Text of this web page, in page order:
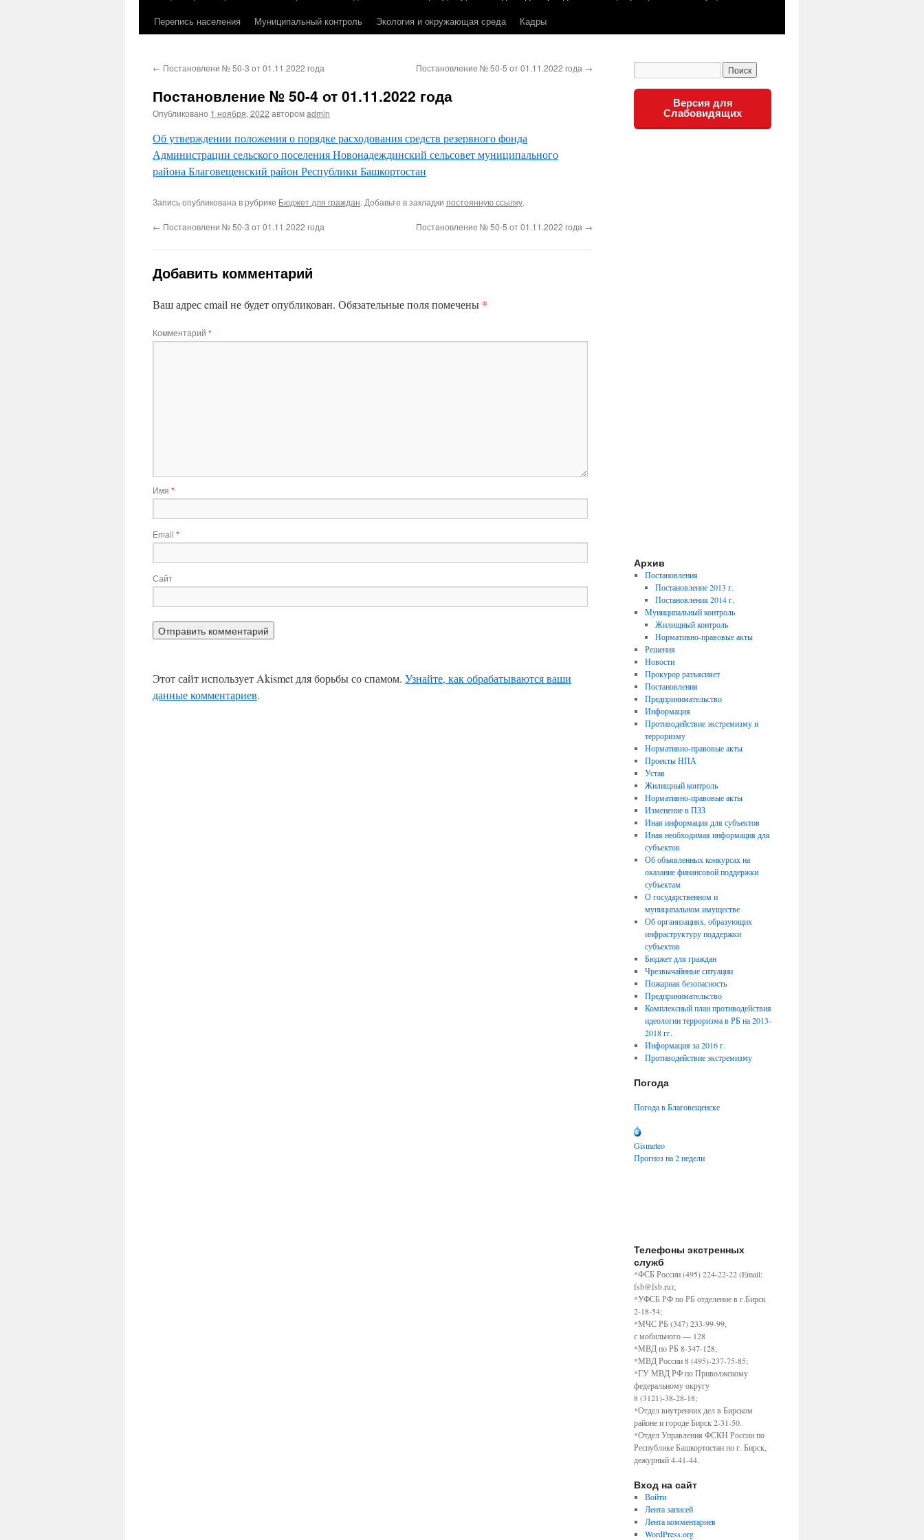
Перепись населения
Муниципальный контроль Экология и окружающая среда Кадры
← Постановлени № 50-3 от 01.11.2022 года Постановление № 50-5 от 01.11.2022 года →
Постановление № 50-4 от 01.11.2022 года
Опубликовано 1 ноября, 2022 авторомadmin
Об утверждении положения о порядке расходования средств резервного фонда
Администрации сельского поселения Новонадеждинский сельсовет муниципального
района Благовещенский район Республики Башкортостан
Запись опубликована в рубрике Бюджет для граждан. Добавьте в закладки постоянную ссылку.
← Постановлени № 50-3 от 01.11.2022 года Постановление № 50-5 от 01.11.2022 года →
Добавить комментарий
Ваш адрес email не будет опубликован. Обязательные поля помечены *
Комментарий *
Имя *
Email *
Сайт
Этот сайт использует Akismet для борьбы со спамом. Узнайте, как обрабатываются ваши
данные комментариев.
Версия для
Слабовидящих
Архив
Постановления
Постановление 2013 г.
Постановления 2014 г.
Муниципальный контроль
Жилищный контроль
Нормативно-правовые акты
Решения
Новости
Прокурор разъясняет
Постановления
Предпринимательство
Информация
Противодействие экстремизму и
терроризму
Нормативно-правовые акты
Проекты НПА
Устав
Жилищный контроль
Нормативно-правовые акты
Изменение в ПЗЗ
Иная информация для субъектов
Иная необходимая информация для
субъектов
Об объявленных конкурсах на
оказание финансовой поддержки
субъектам
О государственном и
муниципальном имуществе
Об организациях, образующих
инфраструктуру поддержки
субъектов
Бюджет для граждан
Чрезвычайнные ситуации
Пожарная безопасность
Предпринимательство
Комплексный план противодействия
идеологии терроризма в РБ на 2013-
2018 гг.
Информация за 2016 г.
Противодействие экстремизму
Погода
Погода в Благовещенске
Gismeteo
Прогноз на 2 недели
Телефоны экстренных
служб
*ФСБ России (495) 224-22-22 (Email:
fsb@fsb.ru);
*УФСБ РФ по РБ отделение в г.Бирск
2-18-54;
*МЧС РБ (347) 233-99-99,
с мобильного — 128
*МВД по РБ 8-347-128;
*МВД России 8 (495)-237-75-85;
*ГУ МВД РФ по Приволжскому
федеральному округу
8 (3121)-38-28-18;
*Отдел внутренних дел в Бирском
районе и городе Бирск 2-31-50.
*Отдел Управления ФСКН России по
Республике Башкортостан по г. Бирск,
дежурный 4-41-44.
Вход на сайт
Войти
Лента записей
Лента комментариев
WordPress.org